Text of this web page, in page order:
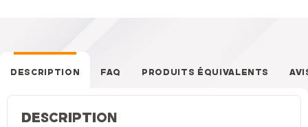
DESCRIPTION FAQ PRODUITS ÉQUIVALENTS
DESCRIPTION